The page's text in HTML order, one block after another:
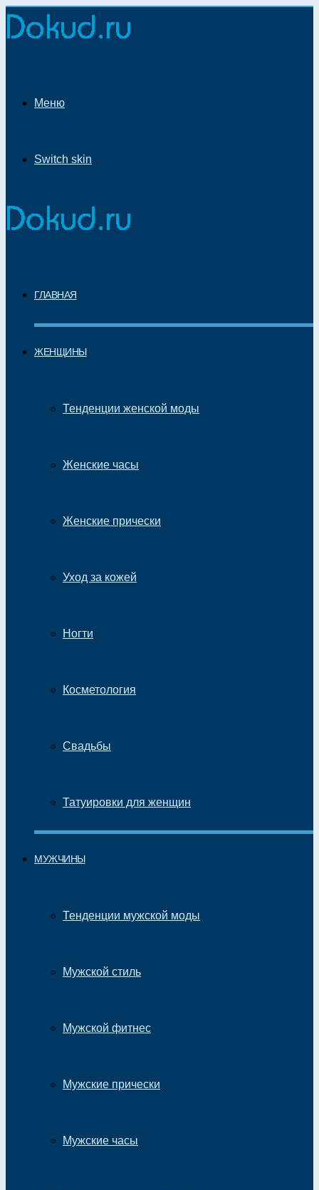
Меню
Switch skin
ГЛАВНАЯ
ЖЕНЩИНЫ
Тенденции женской моды
Женские часы
Женские прически
Уход за кожей
Ногти
Косметология
Свадьбы
Татуировки для женщин
МУЖЧИНЫ
Тенденции мужской моды
Мужской стиль
Мужской фитнес
Мужские прически
Мужские часы